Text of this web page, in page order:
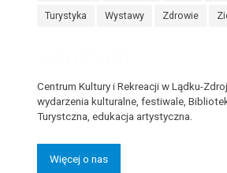
Turystyka Wystawy Zdrowie
Centrum Kultury i Rekreacji w Lądku-
wydarzenia kulturalne, festiwale,
Turystczna, edukacja artystyczna.
Więcej o nas